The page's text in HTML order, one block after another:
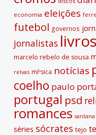
economia eleições
futebol governos
jornalistas livros
marcelo rebelo de sousa
relvas míºsica notí­cias
coelho paulo
portugal psd
romances
séries sócrates tejo